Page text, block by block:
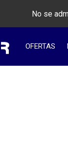
No se
OFERTAS